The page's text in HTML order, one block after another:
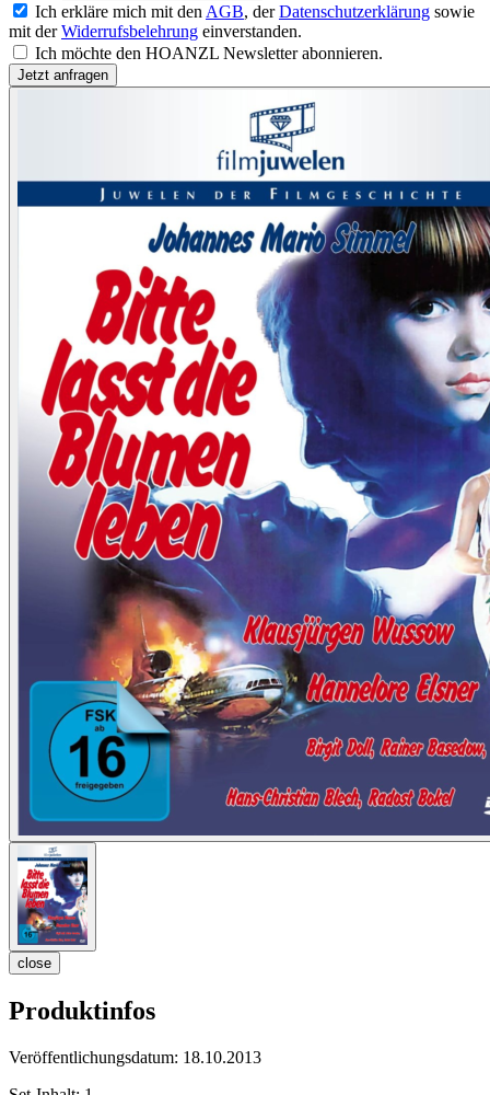
Ich erkläre mich mit den AGB, derDatenschutzerklärung sowie
mit derWiderrufsbelehrung einverstanden.
Ich möchte den HOANZL Newsletter abonnieren.
close
Produktinfos
Veröffentlichungsdatum: 18.10.2013